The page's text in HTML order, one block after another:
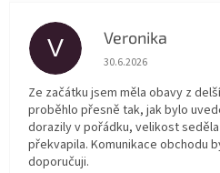
V Veronika
Hodnocení obchodu
30.6.2026
Ze začátku jsem měla obavy z
proběhlo přesně tak, jak bylo
dorazily v pořádku, velikost
překvapila. Komunikace obchodu
doporučuji.